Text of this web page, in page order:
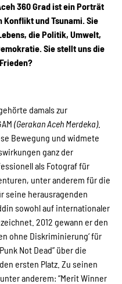
360 Grad ist ein Porträt
und Tsunami. Sie
die Politik, Umwelt,
Sie stellt uns die
damals zur
(Gerakan Aceh Merdeka).
Bewegung und widmete
ganz der
als Fotograf für
unter anderem für die
seine herausragenden
sowohl auf internationaler
2012 gewann er den
ohne Diskriminierung‘ für
Not Dead” über die
ersten Platz. Zu seinen
anderem: “Merit Winner